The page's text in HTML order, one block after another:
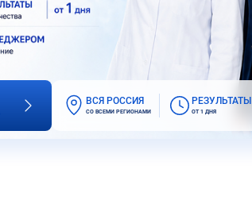
ВСЯ РОССИЯ
СО ВСЕМИ РЕГИОНАМИ
РЕЗУЛЬТАТЫ
ОТ 1 ДНЯ